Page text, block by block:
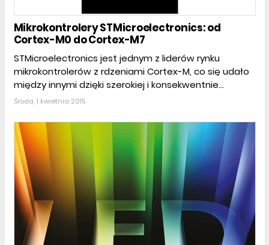
Mikrokontrolery STMicroelectronics: od
Cortex-M0 do Cortex-M7
STMicroelectronics jest jednym z liderów rynku
mikrokontrolerów z rdzeniami Cortex-M, co się udało
między innymi dzięki szerokiej i konsekwentnie...
Środa, 1 kwietnia 2015